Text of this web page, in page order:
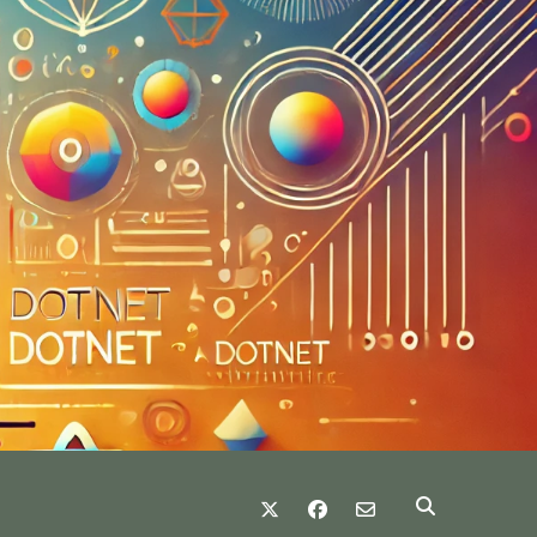
twitter facebook
email-form